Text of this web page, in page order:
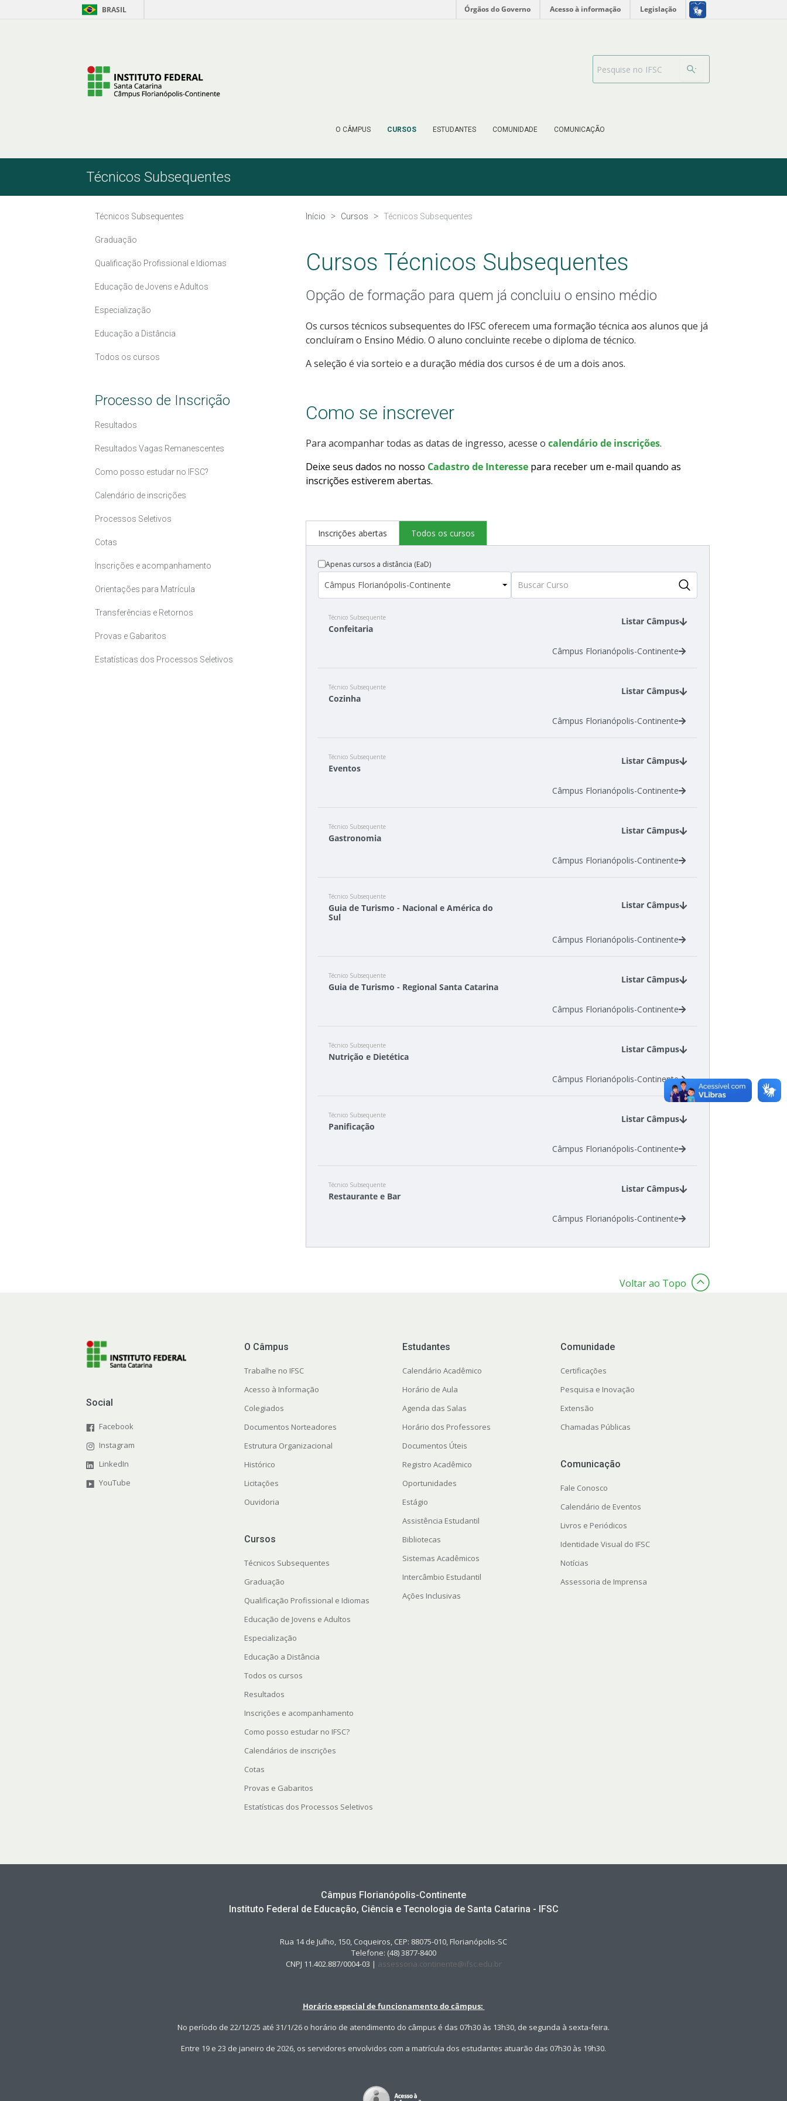
Pular para o Conteúdo BRASIL Órgãos do Governo Acesso à informação Legislação
O CÂMPUS CURSOS ESTUDANTES COMUNIDADE COMUNICAÇÃO
Barra de busca
Técnicos Subsequentes
Técnicos Subsequentes
Graduação
Qualificação Profissional e Idiomas
Educação de Jovens e Adultos
Especialização
Educação a Distância
Todos os cursos
Processo de Inscrição
Resultados
Resultados Vagas Remanescentes
Como posso estudar no IFSC?
Calendário de inscrições
Processos Seletivos
Cotas
Inscrições e acompanhamento
Orientações para Matrícula
Transferências e Retornos
Provas e Gabaritos
Estatísticas dos Processos Seletivos
Início Cursos Técnicos Subsequentes
Cursos Técnicos Subsequentes
Opção de formação para quem já concluiu o ensino médio
Os cursos técnicos subsequentes do IFSC oferecem uma formação técnica aos alunos que já
concluíram o Ensino Médio. O aluno concluinte recebe o diploma de técnico.
A seleção é via sorteio e a duração média dos cursos é de um a dois anos.
Como se inscrever
Para acompanhar todas as datas de ingresso, acesse o calendário de inscrições.
Deixe seus dados no nosso Cadastro de Interesse para receber um e-mail quando as
inscrições estiverem abertas.
Inscrições abertas Todos os cursos
Apenas cursos a distância (EaD)
Técnico Subsequente
Confeitaria
Listar Câmpus
Câmpus Florianópolis-Continente
Técnico Subsequente
Cozinha
Listar Câmpus
Câmpus Florianópolis-Continente
Técnico Subsequente
Eventos
Listar Câmpus
Câmpus Florianópolis-Continente
Técnico Subsequente
Gastronomia
Listar Câmpus
Câmpus Florianópolis-Continente
Técnico Subsequente
Guia de Turismo - Nacional e América do
Sul
Listar Câmpus
Câmpus Florianópolis-Continente
Técnico Subsequente
Guia de Turismo - Regional Santa Catarina
Listar Câmpus
Câmpus Florianópolis-Continente
Técnico Subsequente
Nutrição e Dietética
Listar Câmpus
Câmpus Florianópolis-Continente
Técnico Subsequente
Panificação
Listar Câmpus
Câmpus Florianópolis-Continente
Técnico Subsequente
Restaurante e Bar
Listar Câmpus
Câmpus Florianópolis-Continente
Voltar ao Topo
Social
Facebook
Instagram
LinkedIn
YouTube
O Câmpus
Trabalhe no IFSC
Acesso à Informação
Colegiados
Documentos Norteadores
Estrutura Organizacional
Histórico
Licitações
Ouvidoria
Cursos
Técnicos Subsequentes
Graduação
Qualificação Profissional e Idiomas
Educação de Jovens e Adultos
Especialização
Educação a Distância
Todos os cursos
Resultados
Inscrições e acompanhamento
Como posso estudar no IFSC?
Calendários de inscrições
Cotas
Provas e Gabaritos
Estatísticas dos Processos Seletivos
Estudantes
Calendário Acadêmico
Horário de Aula
Agenda das Salas
Horário dos Professores
Documentos Úteis
Registro Acadêmico
Oportunidades
Estágio
Assistência Estudantil
Bibliotecas
Sistemas Acadêmicos
Intercâmbio Estudantil
Ações Inclusivas
Comunidade
Certificações
Pesquisa e Inovação
Extensão
Chamadas Públicas
Comunicação
Fale Conosco
Calendário de Eventos
Livros e Periódicos
Identidade Visual do IFSC
Notícias
Assessoria de Imprensa
Câmpus Florianópolis-Continente
Instituto Federal de Educação, Ciência e Tecnologia de Santa Catarina - IFSC
Rua 14 de Julho, 150, Coqueiros, CEP: 88075-010, Florianópolis-SC
Telefone: (48) 3877-8400
CNPJ 11.402.887/0004-03 | assessoria.continente@ifsc.edu.br
Horário especial de funcionamento do câmpus:
No período de 22/12/25 até 31/1/26 o horário de atendimento do câmpus é das 07h30 às 13h30, de segunda à sexta-feira.
Entre 19 e 23 de janeiro de 2026, os servidores envolvidos com a matrícula dos estudantes atuarão das 07h30 às 19h30.